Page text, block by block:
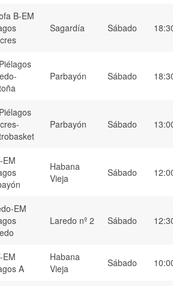
B-EM
Sagardía Sábado
Parbayón Sábado
Parbayón Sábado
EM
Habana
Vieja
Sábado
EM
Laredo nº 2 Sábado
EM
A
Habana
Vieja
Sábado